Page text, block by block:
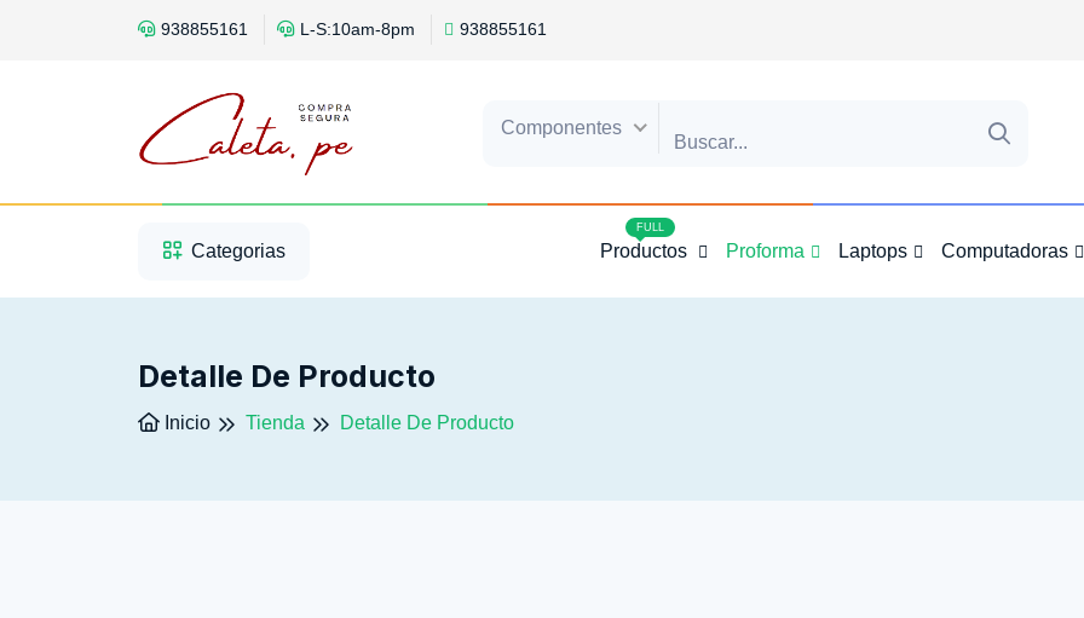
938855161 L-S:10am-8pm 938855161
Componentes
Categorias
Productos
FULL
Proforma Laptops Computadoras
Detalle De Producto
Inicio Tienda Detalle De Producto